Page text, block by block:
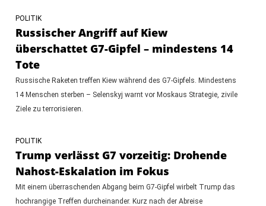
POLITIK
Russischer Angriff auf Kiew
überschattet G7-Gipfel – mindestens 14
Tote
Russische Raketen treffen Kiew während des G7-Gipfels. Mindestens
14 Menschen sterben – Selenskyj warnt vor Moskaus Strategie, zivile
Ziele zu terrorisieren.
POLITIK
Trump verlässt G7 vorzeitig: Drohende
Nahost-Eskalation im Fokus
Mit einem überraschenden Abgang beim G7-Gipfel wirbelt Trump das
hochrangige Treffen durcheinander. Kurz nach der Abreise